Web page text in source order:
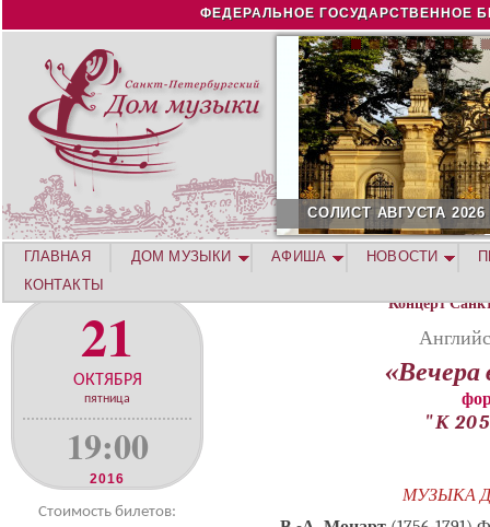
Jump to navigation
ФЕДЕРАЛЬНОЕ ГОСУДАРСТВЕННОЕ
СОЛИСТ АВГУСТА 2026
21
ОКТЯБРЯ
пятница
19:00
2016
Стоимость билетов:
Концерт
«Вечера
"К
МУЗЫКА
ГЛАВНАЯ ДОМ МУЗЫКИ АФИША НОВОСТИ
КОНТАКТЫ